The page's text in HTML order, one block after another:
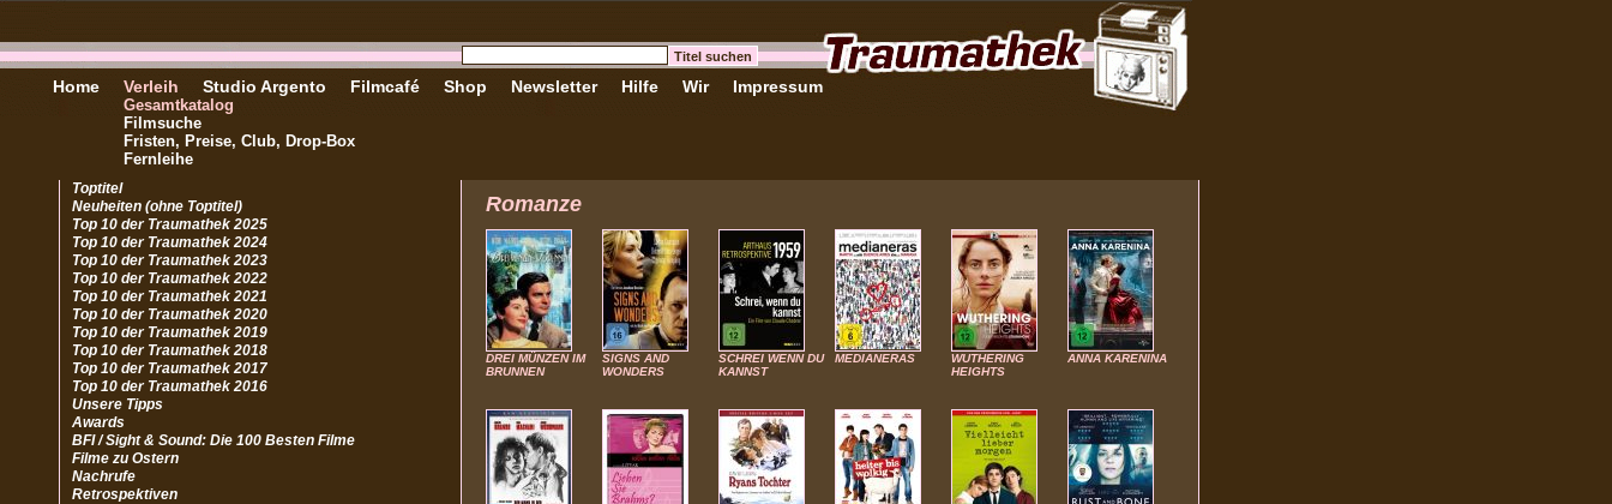
Home Verleih
Gesamtkatalog
Filmsuche
Fristen, Preise, Club, Drop-Box
Fernleihe
Studio Argento Filmcafé Shop Newsletter Hilfe Wir Impressum
Toptitel
Neuheiten (ohne Toptitel)
Top 10 der Traumathek 2025
Top 10 der Traumathek 2024
Top 10 der Traumathek 2023
Top 10 der Traumathek 2022
Top 10 der Traumathek 2021
Top 10 der Traumathek 2020
Top 10 der Traumathek 2019
Top 10 der Traumathek 2018
Top 10 der Traumathek 2017
Top 10 der Traumathek 2016
Unsere Tipps
Awards
BFI / Sight & Sound: Die 100 Besten Filme
Filme zu Ostern
Nachrufe
Retrospektiven
Romanze
DREI MÜNZEN IM
BRUNNEN
SIGNS AND
WONDERS
SCHREI WENN DU
KANNST
MEDIANERAS
WUTHERING
HEIGHTS
ANNA KARENINA